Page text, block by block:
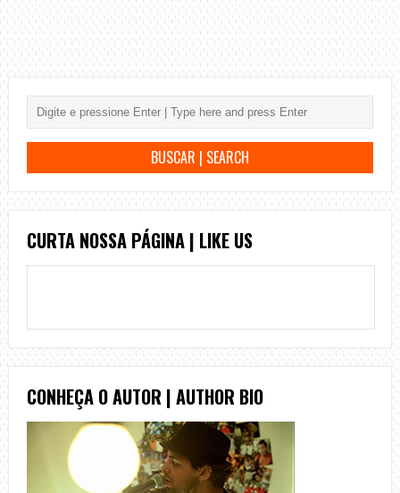
CURTA NOSSA PÁGINA | LIKE US
CONHEÇA O AUTOR | AUTHOR BIO